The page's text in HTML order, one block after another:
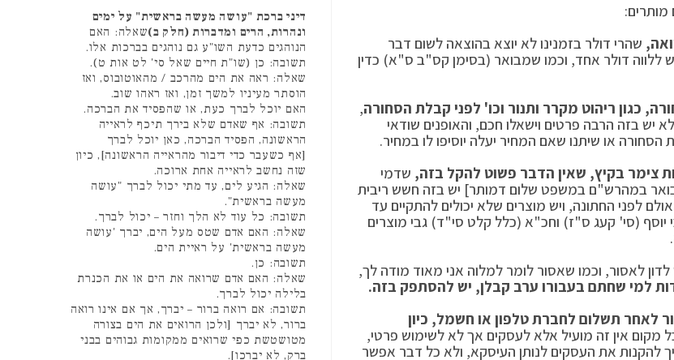
שהרי דולר בזמנינו לא יוצא בהוצאה לשום דבר
ללווה דולר אחד, וכמו שמבואר (בסימן קס"ב ס"א) כדין
כגון ריהוט מקרר ותנור וכו' לפני קבלת הסחורה,
יש בזה הרבה פרטים וישאלו חכם, והאופנים שודאי
או שיתנו שאם המחיר יעלה יוסיפו לו במחיר.
צימר בקיץ, שאין הדבר פשוט להקל בזה, שדמי
מדמי קדימה [כגון 10%-5% וכדו' דזה מבואר במהרש"ם במשפט שלום דמותר] יש בזה חשש ריבית
לפני החתונה, ויש מוצרים שלא יכולים להתקיים עד
יוסף (סי' קעג ס"ז) וחכ"א (כלל קלט סי"ד) גבי מוצרים
לדון לאסור, וכמו שאסור לומר למלוה אני מאוד מודה לך,
למי שחתם בעבורו ערב קבלן, יש להסתפק בזה.
לאחר תשלום לחברת טלפון או חשמל, כיון
מקום אין זה מועיל אלא לעסקים אך לא לשימוש פרטי,
להקנות את העסקים לנותן העיסקא, ולא כל דבר אפשר
דיני ברכת "עושה מעשה בראשית" על ימים
ונהרות, הרים ומדברות (חלק ב)שאלה: האם
הנוהגים כדעת השו"ע גם נוהגים בברכות אלו.
תשובה: כן (שו"ת חיים שאל סי' לט אות ט).
שאלה: ראה את הים מהרכב / מהאוטובוס, ואז
הוסתר מעיניו למשך זמן, ואז ראהו שוב.
האם יוכל לברך כעת, או שהפסיד את הברכה.
תשובה: אף שאדם שלא בירך תיכף לראייה
הראשונה, הפסיד הברכה, כאן יוכל לברך
[אף כשעבר כדי דיבור מהראייה הראשונה], כיון
שזה נחשב לראייה אחת ארוכה.
שאלה: הגיע לים, עד מתי יכול לברך "עושה
מעשה בראשית".
תשובה: כל עוד לא הלך וחזר – יכול לברך.
שאלה: האם אדם שטס מעל הים, יברך 'עושה
מעשה בראשית' על ראיית הים.
תשובה: כן.
שאלה: האם אדם שרואה את הים או את הכנרת
בלילה יכול לברך.
תשובה: אם רואה ברור – יברך, אך אם אינו רואה
ברור, לא יברך [ולכן הרואים את הים בצורה
מטושטשת כפי שרואים ממקומות גבוהים בבני
ברק, לא יברכו].